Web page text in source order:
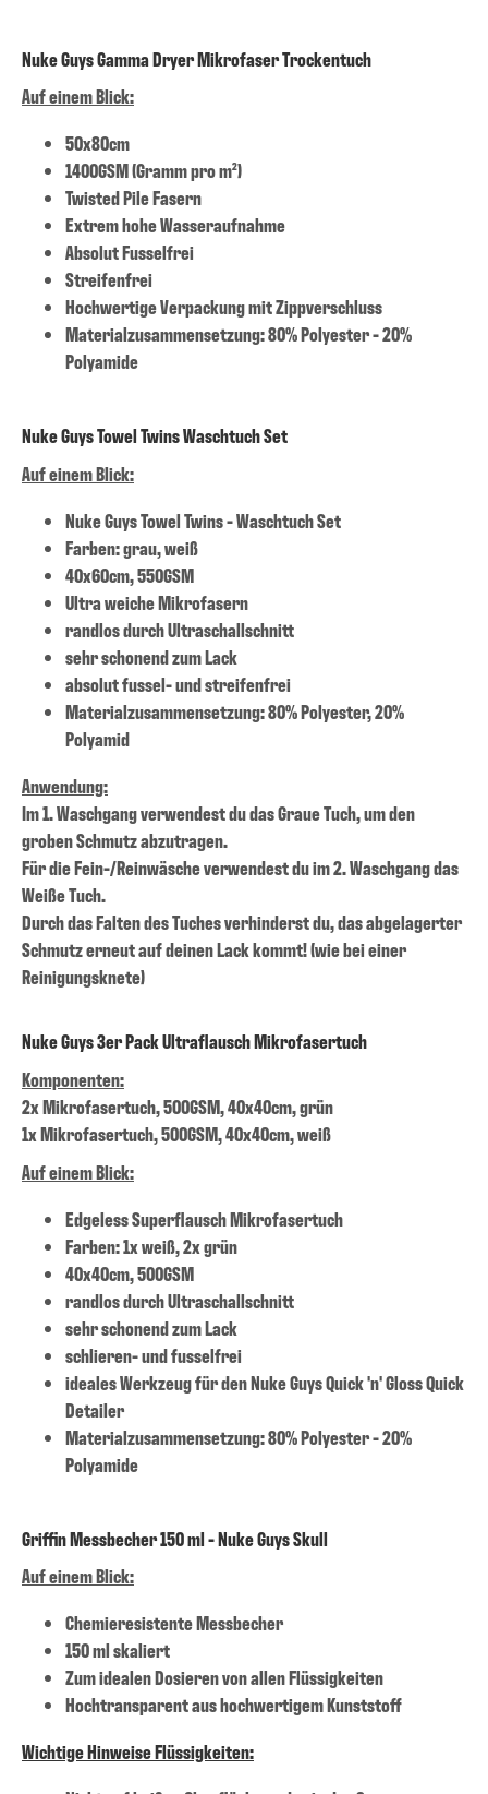
Nuke Guys Gamma Dryer Mikrofaser Trockentuch
Auf einem Blick:
50x80cm
1400GSM (Gramm pro m²)
Twisted Pile Fasern
Extrem hohe Wasseraufnahme
Absolut Fusselfrei
Streifenfrei
Hochwertige Verpackung mit Zippverschluss
Materialzusammensetzung: 80% Polyester - 20%
Polyamide
Nuke Guys Towel Twins Waschtuch Set
Auf einem Blick:
Nuke Guys Towel Twins - Waschtuch Set
Farben: grau, weiß
40x60cm, 550GSM
Ultra weiche Mikrofasern
randlos durch Ultraschallschnitt
sehr schonend zum Lack
absolut fussel- und streifenfrei
Materialzusammensetzung: 80% Polyester, 20%
Polyamid
Anwendung:
Im 1. Waschgang verwendest du das Graue Tuch, um den
groben Schmutz abzutragen.
Für die Fein-/Reinwäsche verwendest du im 2. Waschgang das
Weiße Tuch.
Durch das Falten des Tuches verhinderst du, das abgelagerter
Schmutz erneut auf deinen Lack kommt! (wie bei einer
Reinigungsknete)
Nuke Guys 3er Pack Ultraflausch Mikrofasertuch
Komponenten:
2x Mikrofasertuch, 500GSM, 40x40cm, grün
1x Mikrofasertuch, 500GSM, 40x40cm, weiß
Auf einem Blick:
Edgeless Superflausch Mikrofasertuch
Farben: 1x weiß, 2x grün
40x40cm, 500GSM
randlos durch Ultraschallschnitt
sehr schonend zum Lack
schlieren- und fusselfrei
ideales Werkzeug für den Nuke Guys Quick 'n' Gloss Quick
Detailer
Materialzusammensetzung: 80% Polyester - 20%
Polyamide
Griffin Messbecher 150 ml - Nuke Guys Skull
Auf einem Blick:
Chemieresistente Messbecher
150 ml skaliert
Zum idealen Dosieren von allen Flüssigkeiten
Hochtransparent aus hochwertigem Kunststoff
Wichtige Hinweise Flüssigkeiten: